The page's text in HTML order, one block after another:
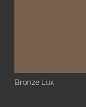
Bronze Lux